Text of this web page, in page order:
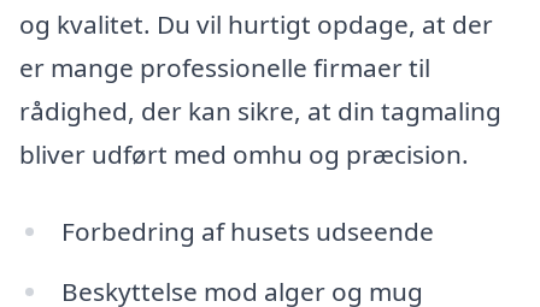
og kvalitet. Du vil hurtigt opdage, at der
er mange professionelle firmaer til
rådighed, der kan sikre, at din tagmaling
bliver udført med omhu og præcision.
Forbedring af husets udseende
Beskyttelse mod alger og mug